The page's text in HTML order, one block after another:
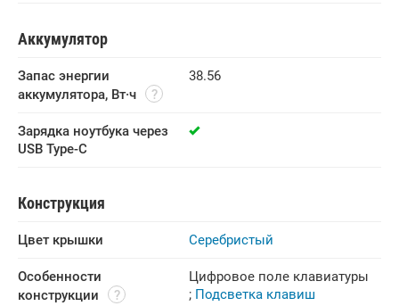
Аккумулятор
Запас энергии
аккумулятора, Вт·ч
38.56
Зарядка ноутбука через
USB Type-C
Конструкция
Цвет крышки Серебристый
Особенности
конструкции
Цифровое поле клавиатуры
; Подсветка клавиш